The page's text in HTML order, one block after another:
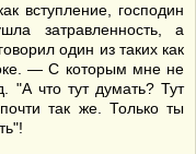
вступление, господин
затравленность, а
один из таких как
— С которым мне не
"А что тут думать? Тут
так же. Только ты